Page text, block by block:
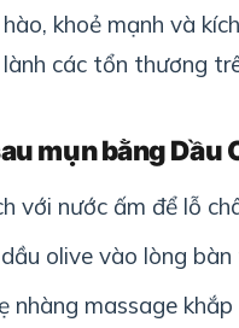
khoẻ mạnh và
các tổn thương
mụn bằng Dầu
với nước ấm để lỗ
olive vào lòng
nhàng massage